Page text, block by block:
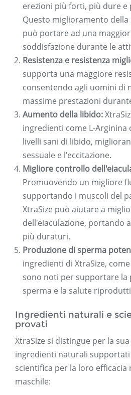
erezioni più forti, più dure e
Questo miglioramento della
può portare ad una
soddisfazione durante le
Resistenza e resistenza
supporta una maggiore
consentendo agli uomini di
massime prestazioni
Aumento della libido:
ingredienti come L-Arginina
livelli sani di libido,
sessuale e l'eccitazione.
Migliore controllo
Promuovendo un migliore
supportando i muscoli del
XtraSize può aiutare a
dell'eiaculazione, portando
più duraturi.
Produzione di sperma
ingredienti di XtraSize,
sono noti per supportare la
sperma e la salute
Ingredienti naturali e
provati
XtraSize si distingue per la
ingredienti naturali supportati
scientifica per la loro efficacia
maschile: